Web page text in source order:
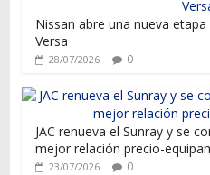
Nissan abre una nueva
Versa
28/07/2026 0
JAC renueva el Sunray y se
mejor relación precio-
23/07/2026 0